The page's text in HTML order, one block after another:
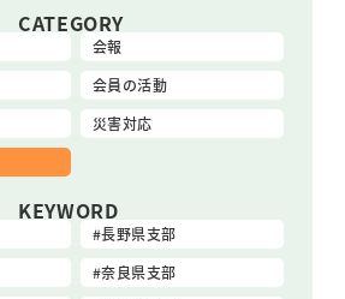
CATEGORY
会報
会員の活動
災害対応
KEYWORD
長野県支部
奈良県支部